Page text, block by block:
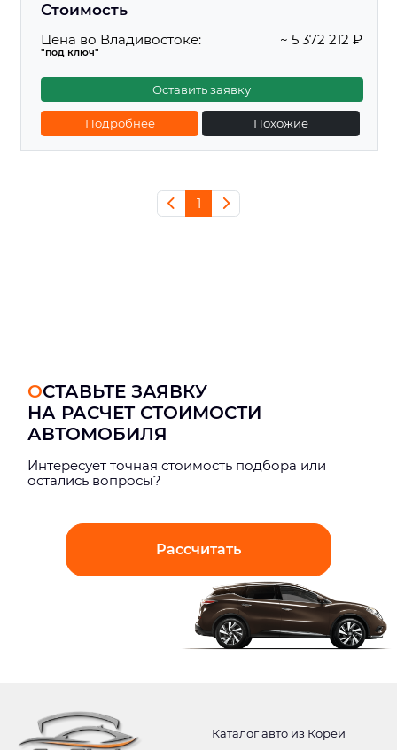
Стоимость
Цена во Владивостоке:
"под ключ"
~ 5 372 212 ₽
Оставить заявку
Подробнее Похожие
1
ОСТАВЬТЕ ЗАЯВКУ
НА РАСЧЕТ СТОИМОСТИ
АВТОМОБИЛЯ
Интерeсует точная стоимость подбора или
остались вопросы?
Рассчитать
Каталог авто из Кореи